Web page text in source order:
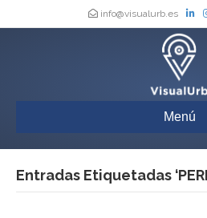
info@visualurb.es
Menú
Entradas Etiquetadas